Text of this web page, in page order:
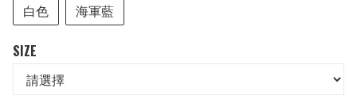
白色
海軍藍
SIZE